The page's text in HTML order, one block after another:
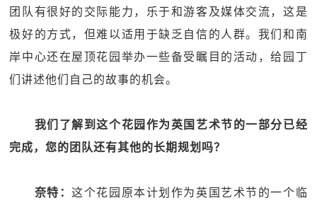
团队有很好的交际能力，乐于和游客及媒体交流，这是
极好的方式，但难以适用于缺乏自信的人群。我们和南
岸中心还在屋顶花园举办一些备受瞩目的活动，给园丁
们讲述他们自己的故事的机会。
我们了解到这个花园作为英国艺术节的一部分已经
完成，您的团队还有其他的长期规划吗？
奈特：这个花园原本计划作为英国艺术节的一个临